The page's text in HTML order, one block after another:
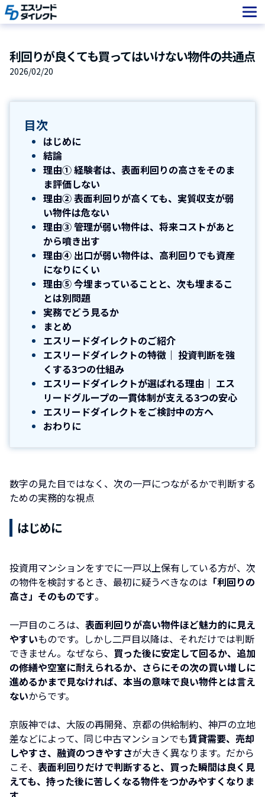
Skip
to
利回りが良くても買ってはいけない物件の共通点
2026/02/20
目次
はじめに
結論
理由① 経験者は、表面利回りの高さをそのま
ま評価しない
理由② 表面利回りが高くても、実質収支が弱
い物件は危ない
理由③ 管理が弱い物件は、将来コストがあと
から噴き出す
理由④ 出口が弱い物件は、高利回りでも資産
になりにくい
理由⑤ 今埋まっていることと、次も埋まるこ
とは別問題
実務でどう見るか
まとめ
エスリードダイレクトのご紹介
エスリードダイレクトの特徴｜ 投資判断を強
くする3つの仕組み
エスリードダイレクトが選ばれる理由｜ エス
リードグループの一貫体制が支える3つの安心
エスリードダイレクトをご検討中の方へ
おわりに
数字の見た目ではなく、次の一戸につながるかで判断する
ための実務的な視点
はじめに
投資用マンションをすでに一戸以上保有している方が、次
の物件を検討するとき、最初に疑うべきなのは 「利回りの
高さ」そのものです。
一戸目のころは、 表面利回りが高い物件ほど魅力的に見え
やすいものです。しかし二戸目以降は、それだけでは判断
できません。なぜなら、 買った後に安定して回るか、追加
の修繕や空室に耐えられるか、さらにその次の買い増しに
進めるかまで見なければ、本当の意味で良い物件とは言え
ないからです。
京阪神では、大阪の再開発、京都の供給制約、神戸の立地
差などによって、同じ中古マンションでも賃貸需要、売却
しやすさ、融資のつきやすさが大きく異なります。だから
こそ、 表面利回りだけで判断すると、買った瞬間は良く見
えても、持った後に苦しくなる物件をつかみやすくなりま